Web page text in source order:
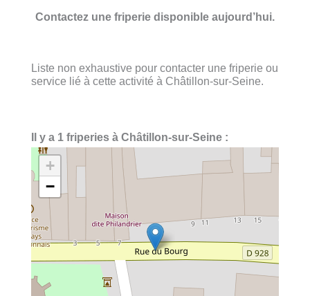
Contactez une friperie disponible aujourd’hui.
Liste non exhaustive pour contacter une friperie ou
service lié à cette activité à Châtillon-sur-Seine.
Il y a 1 friperies à Châtillon-sur-Seine :
+
−